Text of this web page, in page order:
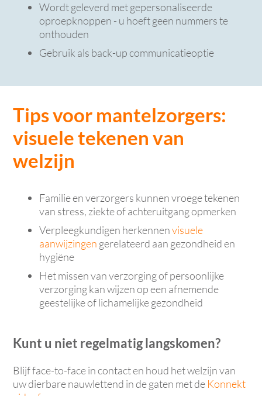
Wordt geleverd met gepersonaliseerde
oproepknoppen - u hoeft geen nummers te
onthouden
Gebruik als back-up communicatieoptie
Tips voor mantelzorgers:
visuele tekenen van
welzijn
Familie en verzorgers kunnen vroege tekenen
van stress, ziekte of achteruitgang opmerken
Verpleegkundigen herkennenvisuele
aanwijzingen gerelateerd aan gezondheid en
hygiëne
Het missen van verzorging of persoonlijke
verzorging kan wijzen op een afnemende
geestelijke of lichamelijke gezondheid
Kunt u niet regelmatig langskomen?
Blijf face-to-face in contact en houd het welzijn van
uw dierbare nauwlettend in de gaten met de Konnekt